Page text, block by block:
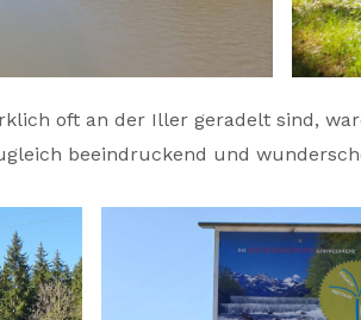
oft an der Iller geradelt sind,
beeindruckend und